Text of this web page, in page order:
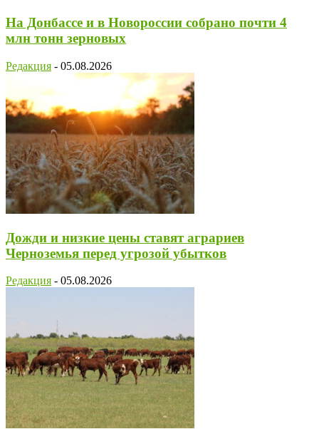
На Донбассе и в Новороссии собрано почти 4
млн тонн зерновых
Редакция - 05.08.2026
Дожди и низкие цены ставят аграриев
Черноземья перед угрозой убытков
Редакция - 05.08.2026